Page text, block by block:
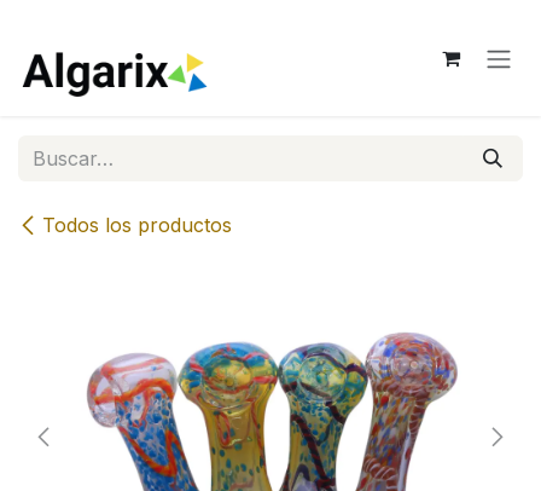
Todos los productos